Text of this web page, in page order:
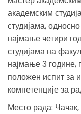
академским
студијама,
најмање четири
студијама на
најмање 3 године,
положен испит за
компетенције за
Место рада: